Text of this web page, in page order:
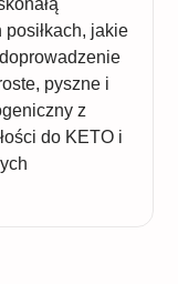
jakie
pyszne i
z
do KETO i